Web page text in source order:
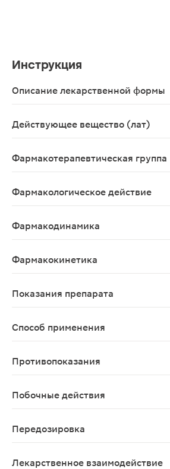
Инструкция
Описание лекарственной формы
Действующее вещество (лат)
Фармакотерапевтическая группа
Фармакологическое действие
Фармакодинамика
Фармакокинетика
Показания препарата
Способ применения
Противопоказания
Побочные действия
Передозировка
Лекарственное взаимодействие